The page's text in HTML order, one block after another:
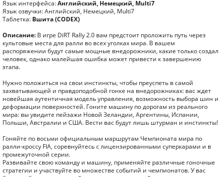
Язык интерфейса:Английский, Немецкий, Multi7
Язык озвучки: Английский, Немецкий, Multi7
Таблетка: Вшита (CODEX)
Описание: В игре DiRT Rally 2.0 вам предстоит проложить путь через
культовые места для ралли во всех уголках мира. В вашем
распоряжении будут самые мощные внедорожники, какие только создал
человек, однако малейшая ошибка может привести к завершению
этапа.
Нужно положиться на свои инстинкты, чтобы преуспеть в самой
захватывающей и правдоподобной гонке на внедорожниках: вас ждет
новейшая аутентичная модель управления, возможность выбора шин и
деформации поверхностей. Гоните машину по дорогам из реального
мира: вы увидите пейзажи Новой Зеландии, Аргентины, Испании,
Польши, Австралии и США. Вести вас будут лишь штурман и инстинкты!
Гоняйте по восьми официальным маршрутам Чемпионата мира по
ралли-кроссу FIA, соревнуйтесь с лицензированными суперкарами и в
промежуточной серии.
Развивайте свою команду и машину, применяйте различные гоночные
стратегии и участвуйте во множестве событий и чемпионатов. У вас